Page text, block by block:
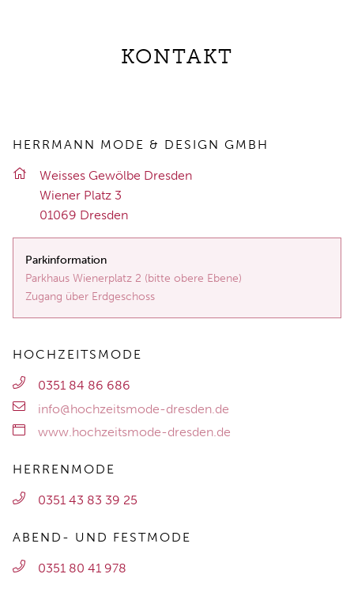
KONTAKT
HERRMANN MODE & DESIGN GMBH
Weis­ses Ge­wöl­be Dres­den
Wie­ner Platz 3
01069 Dres­den
Parkinformation
Parkhaus Wienerplatz 2 (bitte obere Ebene)
Zugang über Erdgeschoss
HOCHZEITSMODE
0351 84 86 686
info@hochzeitsmode-dresden.de
www.hochzeitsmode-dresden.de
HERRENMODE
0351 43 83 39 25
ABEND- UND FESTMODE
0351 80 41 978